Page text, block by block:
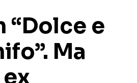
“Dolce e
Ma